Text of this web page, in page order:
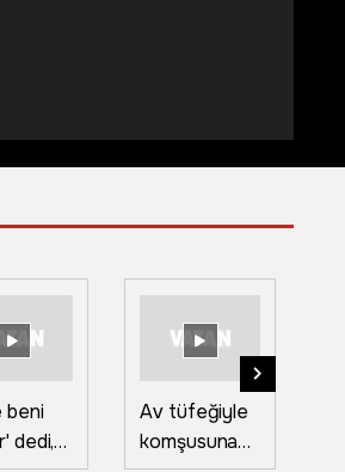
beni
dedi,
Av tüfeğiyle
komşusuna